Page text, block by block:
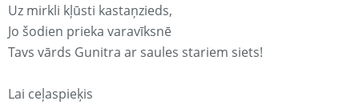
Uz mirkli kļūsti kastaņzieds,
Jo šodien prieka varavīksnē
Tavs vārds Gunitra ar saules stariem siets!
Lai ceļaspieķis